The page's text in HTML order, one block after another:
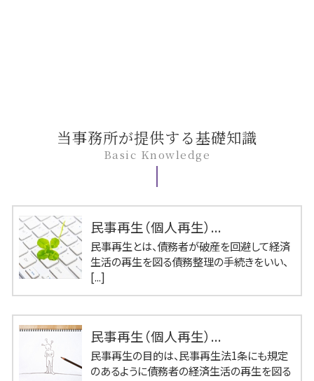
当事務所が提供する基礎知識
Basic Knowledge
民事再生（個人再生）...
民事再生とは、債務者が破産を回避して経済
生活の再生を図る債務整理の手続きをいい、
[...]
民事再生（個人再生）...
民事再生の目的は、民事再生法1条にも規定
のあるように債務者の経済生活の再生を図る